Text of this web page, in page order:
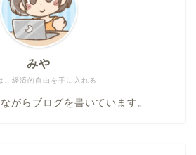
、経済的自由を手に入れる
みや
がらブログを書いています。